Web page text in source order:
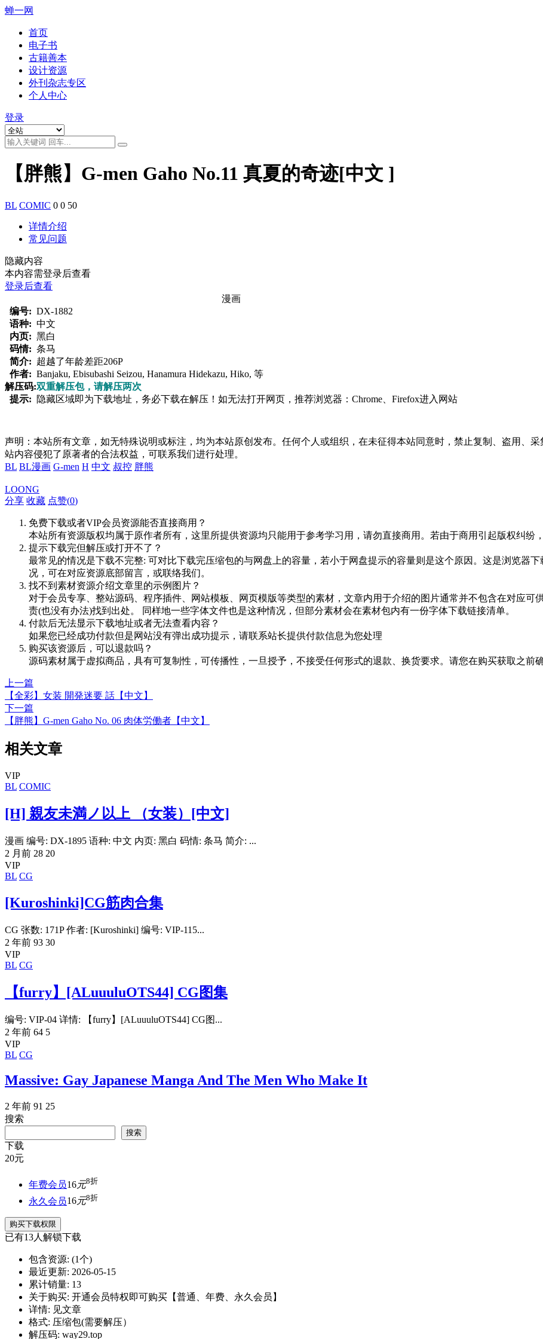
蝉一网
首页
电子书
古籍善本
设计资源
外刊杂志专区
个人中心
登录
【胖熊】G-men Gaho No.11 真夏的奇迹[中文 ]
BL COMIC 0 0 50
详情介绍
常见问题
隐藏内容
本内容需登录后查看
登录后查看
漫画
编号: DX-1882
语种: 中文
内页: 黑白
码情: 条马
简介: 超越了年龄差距206P
作者: Banjaku, Ebisubashi Seizou, Hanamura Hidekazu, Hiko, 等
解压码:双重解压包，请解压两次
提示:
隐藏区域即为下载地址，务必下载在解压！如无法打开网页，推荐浏览器：Chrome、Firefox进入网站
声明：本站所有文章，如无特殊说明或标注，均为本站原创发布。任何个人或组织，在未征得本站同意时，禁止复制、盗用、
站内容侵犯了原著者的合法权益，可联系我们进行处理。
BL BL漫画 G-men H 中文 叔控 胖熊
LOONG
分享 收藏 点赞(0)
免费下载或者VIP会员资源能否直接商用？
本站所有资源版权均属于原作者所有，这里所提供资源均只能用于参考学习用，请勿直接商用。若由于商用引起版权纠纷
提示下载完但解压或打开不了？
最常见的情况是下载不完整: 可对比下载完压缩包的与网盘上的容量，若小于网盘提示的容量则是这个原因。这是浏览器
况，可在对应资源底部留言，或联络我们。
找不到素材资源介绍文章里的示例图片？
对于会员专享、整站源码、程序插件、网站模板、网页模版等类型的素材，文章内用于介绍的图片通常并不包含在对应可
责(也没有办法)找到出处。 同样地一些字体文件也是这种情况，但部分素材会在素材包内有一份字体下载链接清单。
付款后无法显示下载地址或者无法查看内容？
如果您已经成功付款但是网站没有弹出成功提示，请联系站长提供付款信息为您处理
购买该资源后，可以退款吗？
源码素材属于虚拟商品，具有可复制性，可传播性，一旦授予，不接受任何形式的退款、换货要求。请您在购买获取之前
上一篇
【全彩】女装 開発迷要 話【中文】
下一篇
【胖熊】G-men Gaho No. 06 肉体労働者【中文】
相关文章
VIP
BL COMIC
[H] 親友未満ノ以上 （女装）[中文]
漫画 编号: DX-1895 语种: 中文 内页: 黑白 码情: 条马 简介: ...
2 月前 28 20
VIP
BL CG
[Kuroshinki]CG筋肉合集
CG 张数: 171P 作者: [Kuroshinki] 编号: VIP-115...
2 年前 93 30
VIP
BL CG
【furry】[ALuuuluOTS44] CG图集
编号: VIP-04 详情: 【furry】[ALuuuluOTS44] CG图...
2 年前 64 5
VIP
BL CG
Massive: Gay Japanese Manga And The Men Who Make It
2 年前 91 25
搜索
搜索
下载
20元
年费会员16元8折
永久会员16元8折
购买下载权限
已有13人解锁下载
包含资源: (1个)
最近更新: 2026-05-15
累计销量: 13
关于购买: 开通会员特权即可购买【普通、年费、永久会员】
详情: 见文章
格式: 压缩包(需要解压）
解压码: way29.top